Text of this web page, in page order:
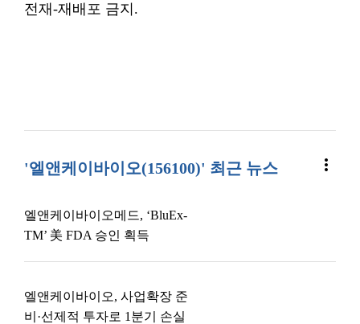
전재-재배포 금지.
'엘앤케이바이오(156100)' 최근 뉴스 more_vert
엘앤케이바이오메드, ‘BluEx-
TM’ 美 FDA 승인 획득
엘앤케이바이오, 사업확장 준
비·선제적 투자로 1분기 손실